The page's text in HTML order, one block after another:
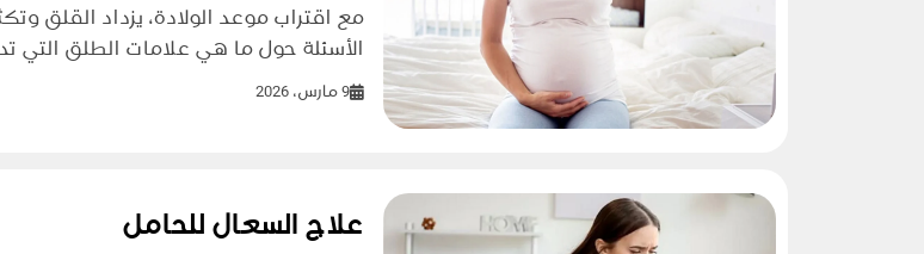
مع اقتراب موعد الولادة، يزداد القلق
الأسئلة حول ما هي علامات الطلق التي
9 مارس، 2026
علاج السعال للحامل